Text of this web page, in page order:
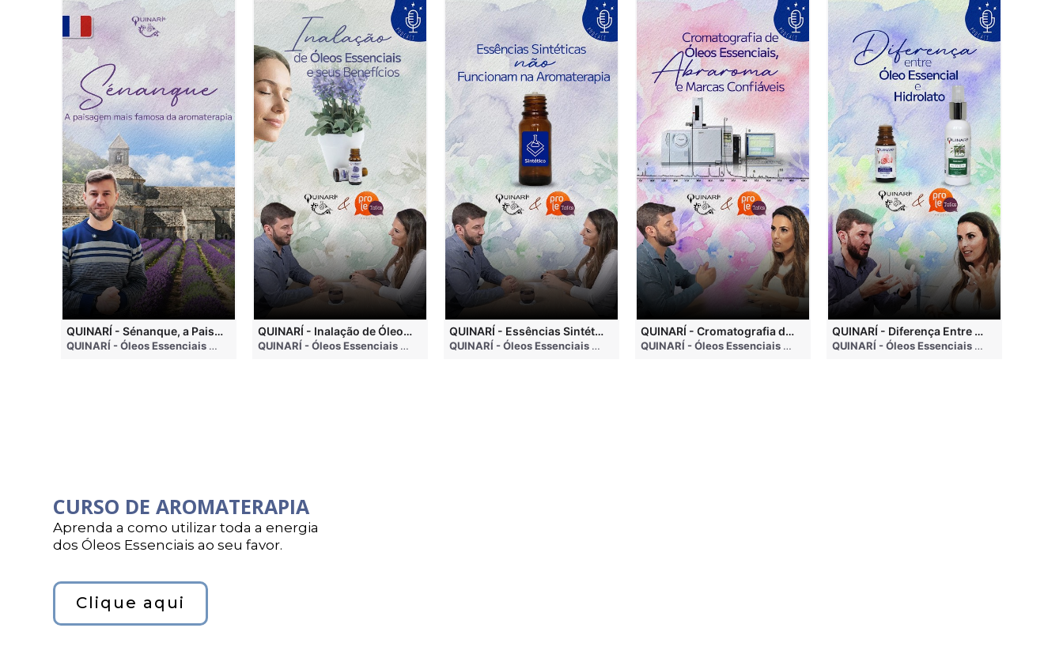
• 4 months ago
QUINARÍ - Sénanque, a Paisagem Mais Famosa da Aromaterapia
QUINARÍ - Óleos Essenciais e Aromaterapia • 3 weeks ago
QUINARÍ - Inalação de Óleos Essenciais e Seus Benefícios
QUINARÍ - Óleos Essenciais e Aromaterapia • 3 months ago
QUINARÍ - Essências Sintéticas NÃO Funcionam na Aromaterapia
QUINARÍ - Óleos Essenciais e Aromaterapia • 3 months ago
QUINARÍ - Cromatografia de Óleos Essenciais, ABRAROMA e Marcas Confiáveis
QUINARÍ - Óleos Essenciais e Aromaterapia • 3 months ago
QUINARÍ - Diferença Entre Óleo Essencial e Hidrolato
QUINARÍ - Óleos Essenciais e Aromaterapia
CURSO DE AROMATERAPIA
Aprenda a como utilizar toda a energia
dos Óleos Essenciais ao seu favor.
Clique aqui